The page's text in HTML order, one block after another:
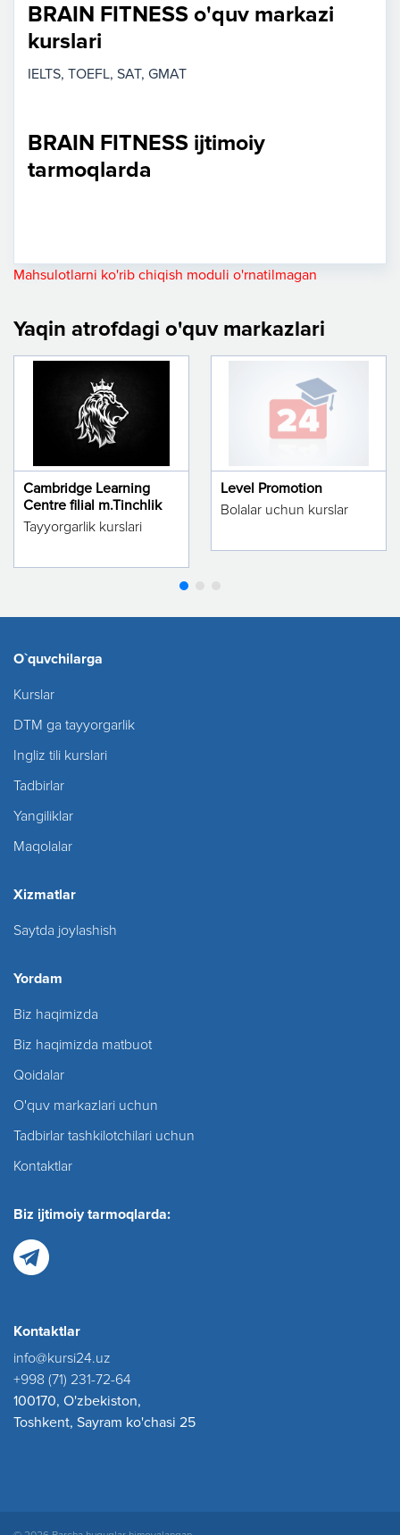
BRAIN FITNESS o'quv markazi
kurslari
IELTS TOEFL SAT GMAT
BRAIN FITNESS ijtimoiy
tarmoqlarda
Mahsulotlarni ko'rib chiqish moduli o'rnatilmagan
Yaqin atrofdagi o'quv markazlari
Cambridge Learning
Centre filial m.Tinchlik
Tayyorgarlik kurslari
Level Promotion
Bolalar uchun kurslar
O`quvchilarga
Kurslar
DTM ga tayyorgarlik
Ingliz tili kurslari
Tadbirlar
Yangiliklar
Maqolalar
Xizmatlar
Saytda joylashish
Yordam
Biz haqimizda
Biz haqimizda matbuot
Qoidalar
O'quv markazlari uchun
Tadbirlar tashkilotchilari uchun
Kontaktlar
Biz ijtimoiy tarmoqlarda:
Kontaktlar
info@kursi24.uz
+998 (71) 231-72-64
100170, O'zbekiston,
Toshkent, Sayram ko'chasi 25